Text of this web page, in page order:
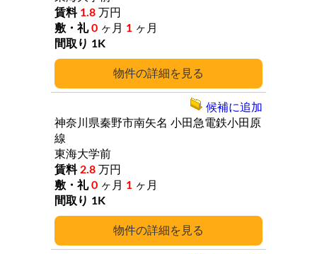
詳細
1.8 万円
0 ヶ月 1 ヶ月
1K
詳細
神奈川県秦野市南矢名 小田急電鉄小田原
線
東海大学前
2.8 万円
0 ヶ月 1 ヶ月
1K
候補に追加